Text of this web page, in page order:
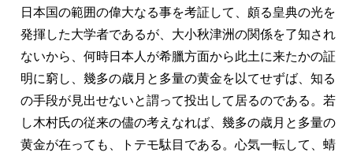
日本国の範囲の偉大なる事を考証して、頗る皇典の光を
発揮した大学者であるが、大小秋津洲の関係を了知され
ないから、何時日本人が希臘方面から此土に来たかの証
明に窮し、幾多の歳月と多量の黄金を以てせずば、知る
の手段が見出せないと謂って投出して居るのである。若
し木村氏の従来の儘の考えなれば、幾多の歳月と多量の
黄金が在っても、トテモ駄目である。心気一転して、蜻